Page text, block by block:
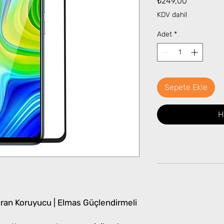
Koruyucu | Elmas Güçlendirmeli
KDV dahil
Adet *
Sepete Ekle